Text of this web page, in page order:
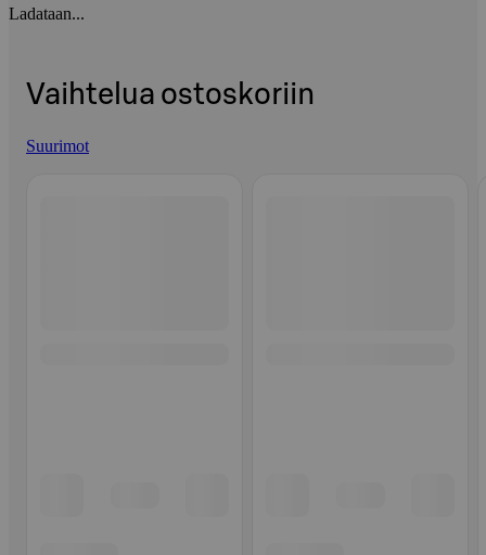
Ladataan...
Vaihtelua ostoskoriin
Suurimot